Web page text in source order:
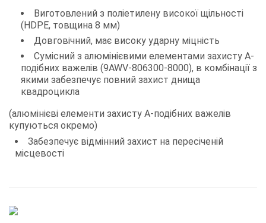
Виготовлений з поліетилену високої щільності
(HDPE, товщина 8 мм)
Довговічний, має високу ударну міцність
Сумісний з алюмінієвими елементами захисту А-
подібних важелів (9AWV-806300-8000), в комбінації з
якими забезпечує повний захист днища
квадроцикла
(алюмінієві елементи захисту А-подібних важелів
купуються окремо)
Забезпечує відмінний захист на пересіченій
місцевості